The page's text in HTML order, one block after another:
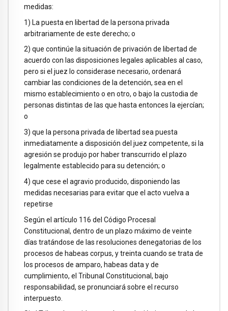
medidas:
1) La puesta en libertad de la persona privada
arbitrariamente de este derecho; o
2) que continúe la situación de privación de libertad de
acuerdo con las disposiciones legales aplicables al caso,
pero si el juez lo considerase necesario, ordenará
cambiar las condiciones de la detención, sea en el
mismo establecimiento o en otro, o bajo la custodia de
personas distintas de las que hasta entonces la ejercían;
o
3) que la persona privada de libertad sea puesta
inmediatamente a disposición del juez competente, si la
agresión se produjo por haber transcurrido el plazo
legalmente establecido para su detención; o
4) que cese el agravio producido, disponiendo las
medidas necesarias para evitar que el acto vuelva a
repetirse
Según el artículo 116 del Código Procesal
Constitucional, dentro de un plazo máximo de veinte
días tratándose de las resoluciones denegatorias de los
procesos de habeas corpus, y treinta cuando se trata de
los procesos de amparo, habeas data y de
cumplimiento, el Tribunal Constitucional, bajo
responsabilidad, se pronunciará sobre el recurso
interpuesto.